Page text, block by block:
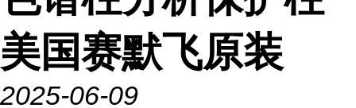
美国赛默飞原装
2025-06-09